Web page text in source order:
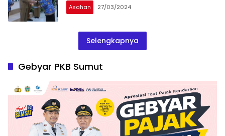
Asahan 27/03/2024
Selengkapnya
Gebyar PKB Sumut